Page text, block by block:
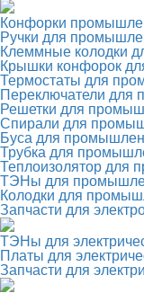
Конфорки
Ручки для
Клеммные колодки
Крышки конфорок
Термостаты для
Переключатели для
Решетки для
Спирали для
Буса для
Трубка для
Теплоизолятор для
ТЭНы для
Колодки для
Запчасти для
ТЭНы для
Платы для
Запчасти для